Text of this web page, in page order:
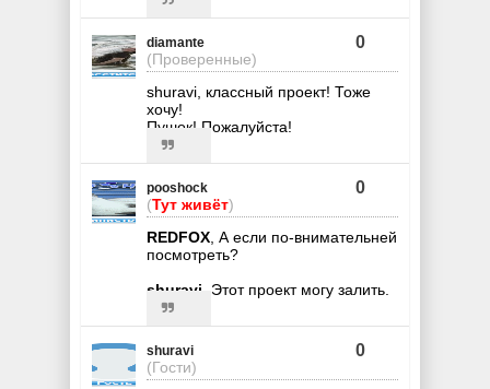
diamante
(Проверенные)
0
shuravi, классный проект! Тоже
хочу!
Пушок! Пожалуйста!
pooshock
(Тут живёт)
0
REDFOX , А если по-внимательней
посмотреть?
shuravi , Этот проект могу залить.
shuravi
(Гости)
0